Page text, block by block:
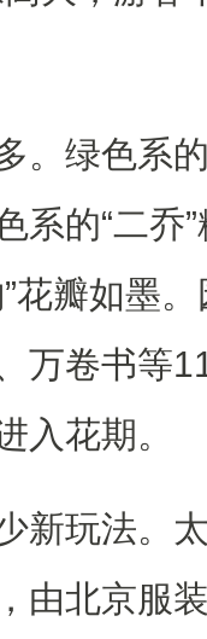
绿色系的
系的“二乔
花瓣如墨
万卷书等
入花期。
玩法。太
由北京服